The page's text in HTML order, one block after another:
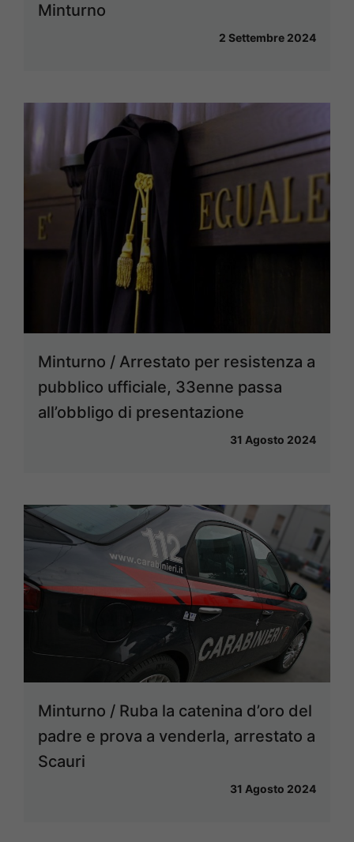
Minturno
2 Settembre 2024
Minturno / Arrestato per resistenza a
pubblico ufficiale, 33enne passa
all’obbligo di presentazione
31 Agosto 2024
Minturno / Ruba la catenina d’oro del
padre e prova a venderla, arrestato a
Scauri
31 Agosto 2024